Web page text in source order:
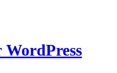
WordPress